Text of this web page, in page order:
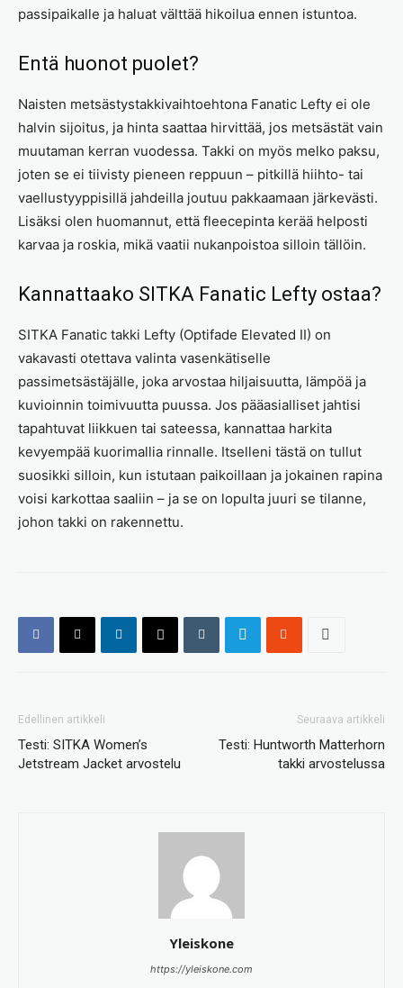
passipaikalle ja haluat välttää hikoilua ennen istuntoa.
Entä huonot puolet?
Naisten metsästystakkivaihtoehtona Fanatic Lefty ei ole
halvin sijoitus, ja hinta saattaa hirvittää, jos metsästät vain
muutaman kerran vuodessa. Takki on myös melko paksu,
joten se ei tiivisty pieneen reppuun – pitkillä hiihto- tai
vaellustyyppisillä jahdeilla joutuu pakkaamaan järkevästi.
Lisäksi olen huomannut, että fleecepinta kerää helposti
karvaa ja roskia, mikä vaatii nukanpoistoa silloin tällöin.
Kannattaako SITKA Fanatic Lefty ostaa?
SITKA Fanatic takki Lefty (Optifade Elevated II) on
vakavasti otettava valinta vasenkätiselle
passimetsästäjälle, joka arvostaa hiljaisuutta, lämpöä ja
kuvioinnin toimivuutta puussa. Jos pääasialliset jahtisi
tapahtuvat liikkuen tai sateessa, kannattaa harkita
kevyempää kuorimallia rinnalle. Itselleni tästä on tullut
suosikki silloin, kun istutaan paikoillaan ja jokainen rapina
voisi karkottaa saaliin – ja se on lopulta juuri se tilanne,
johon takki on rakennettu.
Edellinen artikkeli
Testi: SITKA Women’s
Jetstream Jacket arvostelu
Seuraava artikkeli
Testi: Huntworth Matterhorn
takki arvostelussa
Yleiskone
https://yleiskone.com